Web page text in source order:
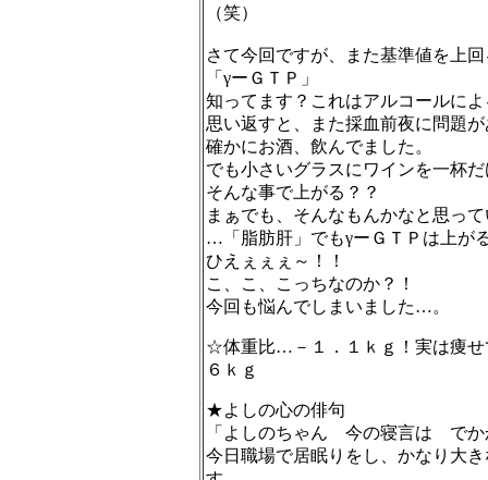
（笑）
さて今回ですが、また基準値を上
「γーＧＴＰ」
知ってます？これはアルコールに
思い返すと、また採血前夜に問題
確かにお酒、飲んでました。
でも小さいグラスにワインを一杯
そんな事で上がる？？
まぁでも、そんなもんかなと思っ
…「脂肪肝」でもγーＧＴＰは上が
ひえぇぇぇ～！！
こ、こ、こっちなのか？！
今回も悩んでしまいました…。
☆体重比…－１．１ｋｇ！実は痩せ
６ｋｇ
★よしの心の俳句
「よしのちゃん 今の寝言は でか
今日職場で居眠りをし、かなり大